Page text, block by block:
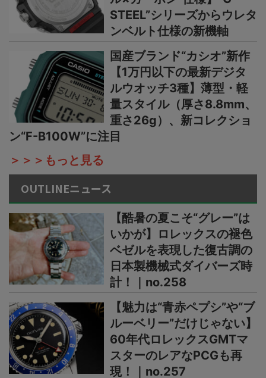
STEEL”シリーズからウレタ
ンベルト仕様の新機軸
国産ブランド“カシオ”新作
【1万円以下の最新デジタ
ルウオッチ3種】薄型・軽
量スタイル（厚さ8.8mm、
重さ26g）、新コレクショ
ン“F-B100W”に注目
＞＞＞もっと見る
OUTLINEニュース
【酷暑の夏こそ“グレー”は
いかが】ロレックスの褪色
ベゼルを表現した復古調の
日本製機械式ダイバーズ時
計！｜no.258
【魅力は“青赤ペプシ”や“ブ
ルーベリー”だけじゃない】
60年代ロレックスGMTマ
スターのレアなPCGも再
現！｜no.257